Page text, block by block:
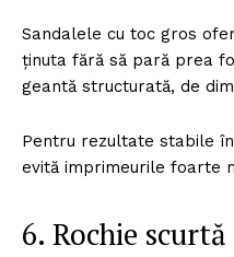
Sandalele cu toc gros
ținuta fără să pară prea
geantă structurată, de
Pentru rezultate stabile
evită imprimeurile foarte
6. Rochie